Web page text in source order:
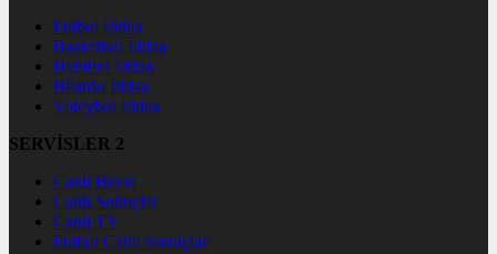
Futbol İddaa
Basketbol İddaa
Hentbol İddaa
Bilardo İddaa
Voleybol İddaa
SERVİSLER 2
Canlı Borsa
Canlı Sonuçlar
Canlı TV
Futbol Canlı Sonuçlar